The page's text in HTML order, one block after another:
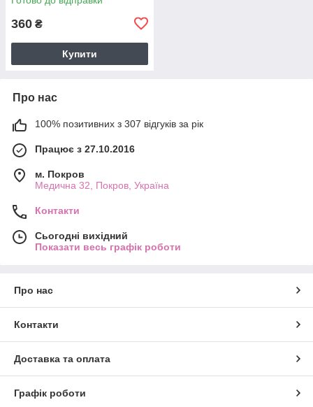
360 ₴
Купити
Про нас
100% позитивних з 307 відгуків за рік
Працює з 27.10.2016
м. Покров
Медична 32, Покров, Україна
Контакти
Сьогодні вихідний
Показати весь графік роботи
Про нас
Контакти
Доставка та оплата
Графік роботи